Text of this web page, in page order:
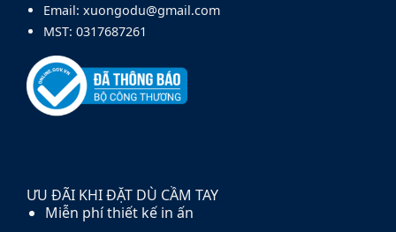
Email: xuongodu@gmail.com
MST: 0317687261
ƯU ĐÃI KHI ĐẶT DÙ CẦM TAY
Miễn phí thiết kế in ấn